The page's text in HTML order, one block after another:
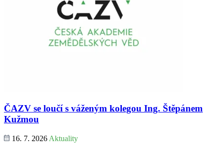
ČAZV se loučí s váženým kolegou Ing. Štěpánem
Kužmou
16. 7. 2026 Aktuality